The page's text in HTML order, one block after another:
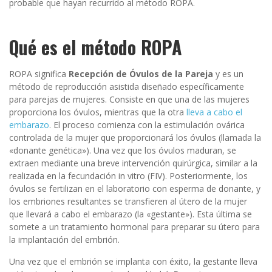
probable que hayan recurrido al método ROPA.
Qué es el método ROPA
ROPA significa Recepción de Óvulos de la Pareja y es un
método de reproducción asistida diseñado específicamente
para parejas de mujeres. Consiste en que una de las mujeres
proporciona los óvulos, mientras que la otra lleva a cabo el
embarazo. El proceso comienza con la estimulación ovárica
controlada de la mujer que proporcionará los óvulos (llamada la
«donante genética»). Una vez que los óvulos maduran, se
extraen mediante una breve intervención quirúrgica, similar a la
realizada en la fecundación in vitro (FIV). Posteriormente, los
óvulos se fertilizan en el laboratorio con esperma de donante, y
los embriones resultantes se transfieren al útero de la mujer
que llevará a cabo el embarazo (la «gestante»). Esta última se
somete a un tratamiento hormonal para preparar su útero para
la implantación del embrión.
Una vez que el embrión se implanta con éxito, la gestante lleva